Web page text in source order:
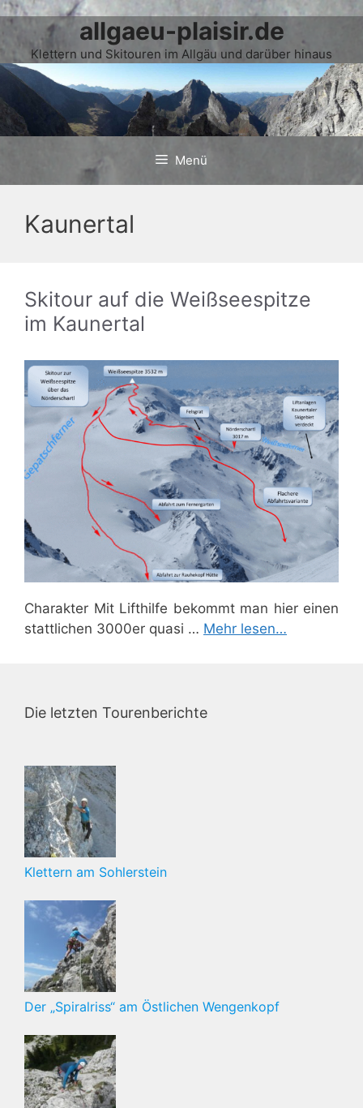
Zum
Inhalt
springen
allgaeu-plaisir.de
Klettern und Skitouren im Allgäu und darüber hinaus
Menü
Kaunertal
Skitour auf die Weißseespitze
im Kaunertal
Charakter Mit Lifthilfe bekommt man hier einen
stattlichen 3000er quasi … Mehr lesen…
Die letzten Tourenberichte
Klettern am Sohlerstein
Der „Spiralriss“ am Östlichen Wengenkopf